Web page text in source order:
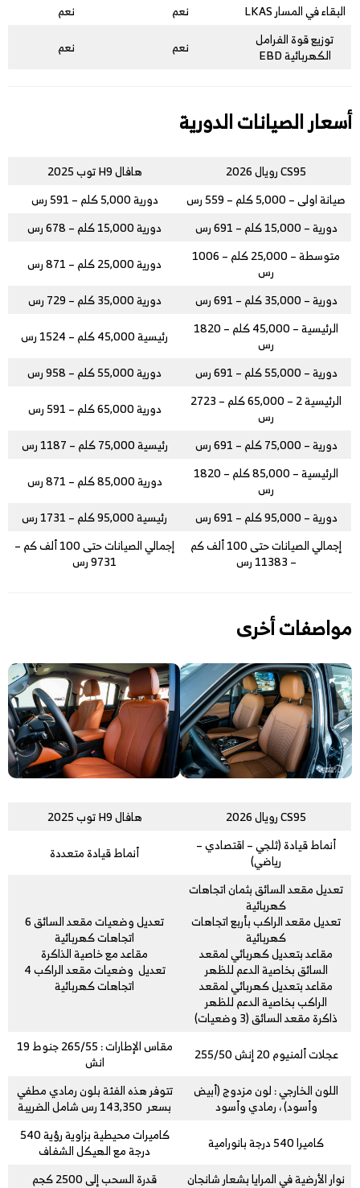
البقاء في المسار LKAS
نعم
نعم
توزيع قوة الفرامل
الكهربائية EBD
نعم نعم
أسعار الصيانات الدورية
CS95 رويال 2026
هافال H9 توب 2025
صيانة اولى – 5,000 كلم – 559 رس
دورية 5,000 كلم – 591 رس
دورية – 15,000 كلم – 691 رس
دورية 15,000 كلم – 678 رس
متوسطة – 25,000 كلم – 1006
رس
دورية 25,000 كلم – 871 رس
دورية – 35,000 كلم – 691 رس
دورية 35,000 كلم – 729 رس
الرئيسية – 45,000 كلم – 1820
رس
رئيسية 45,000 كلم – 1524 رس
دورية – 55,000 كلم – 691 رس
دورية 55,000 كلم – 958 رس
الرئيسية 2 – 65,000 كلم – 2723
رس
دورية 65,000 كلم – 591 رس
دورية – 75,000 كلم – 691 رس
رئيسية 75,000 كلم – 1187 رس
الرئيسية – 85,000 كلم – 1820
رس
دورية 85,000 كلم – 871 رس
دورية – 95,000 كلم – 691 رس
رئيسية 95,000 كلم – 1731 رس
إجمالي الصيانات حتى 100 ألف كم
– 11383 رس
إجمالي الصيانات حتى 100 ألف كم –
9731 رس
مواصفات أخرى
CS95 رويال 2026
هافال H9 توب 2025
أنماط قيادة (ثلجي – اقتصادي –
رياضي)
أنماط قيادة متعددة
تعديل مقعد السائق بثمان اتجاهات
كهربائية
تعديل مقعد الراكب بأربع اتجاهات
كهربائية
مقاعد بتعديل كهربائي لمقعد
السائق بخاصية الدعم للظهر
مقاعد بتعديل كهربائي لمقعد
الراكب بخاصية الدعم للظهر
ذاكرة مقعد السائق (3 وضعيات)
تعديل وضعيات مقعد السائق 6
اتجاهات كهربائية
مقاعد مع خاصية الذاكرة
تعديل وضعيات مقعد الراكب 4
اتجاهات كهربائية
عجلات ألمنيوم 20 إنش 255/50
مقاس الإطارات : 265/55 جنوط 19
انش
اللون الخارجي : لون مزدوج (أبيض
وأسود) ، رمادي وأسود
تتوفر هذه الفئة بلون رمادي مطفي
بسعر 143,350 رس شامل الضريبة
كاميرا 540 درجة بانورامية
كاميرات محيطية بزاوية رؤية 540
درجة مع الهيكل الشفاف
نوار الأرضية في المرايا بشعار شانجان
قدرة السحب إلى 2500 كجم